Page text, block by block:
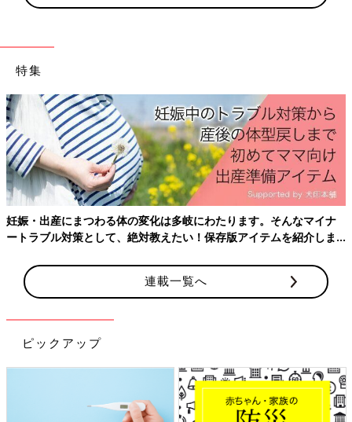
特集
妊娠・出産にまつわる体の変化は多岐にわたります。そんなマイナ
ートラブル対策として、絶対教えたい！保存版アイテムを紹介しま
連載一覧へ
ピックアップ